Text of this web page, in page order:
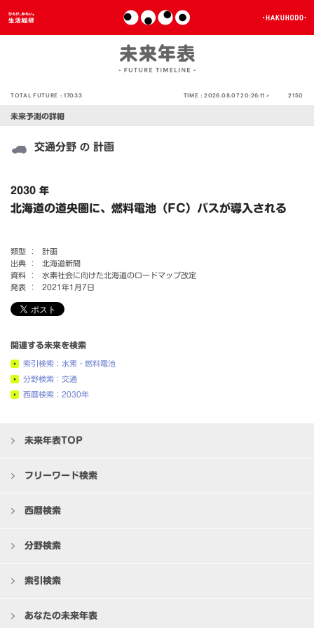
TOTAL FUTURE :17033 TIME :2026.08.07 20:26:11 > 2150
未来予測の詳細
交通分野 の 計画
2030 年
北海道の道央圏に、燃料電池（FC）バスが導入される
類型 ：
計画
出典 ：
北海道新聞
資料 ：
水素社会に向けた北海道のロードマップ改定
発表 ：
2021年1月7日
関連する未来を検索
索引検索：水素・燃料電池
分野検索：交通
西暦検索：2030年
未来年表TOP
フリーワード検索
西暦検索
分野検索
索引検索
あなたの未来年表